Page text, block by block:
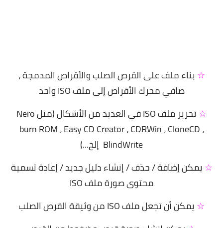
☆ بناء ملف على القرص الصلب والأقراص المدمجة ،
صافي محرك الأقراص إلى ملف ISO واحد
☆
تحرير ملف ISO في العديد من الأشكال (مثل Nero
burn ROM ، Easy CD Creator ، CDRWin ، CloneCD ،
BlindWrite إلخ...)
☆يمكن إضافة / حذف / إنشاء دليل جديد / إعادة تسمية
محتوى صورة ملف ISO
☆يمكن أن تجعل ملف ISO من وثيقة القرص الصلب